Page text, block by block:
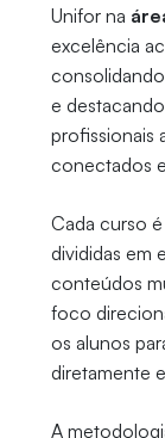
Unifor na
excelência
e
profissionais
conectados
Cada curso
divididas em
conteúdos
foco
os alunos
diretamente
A